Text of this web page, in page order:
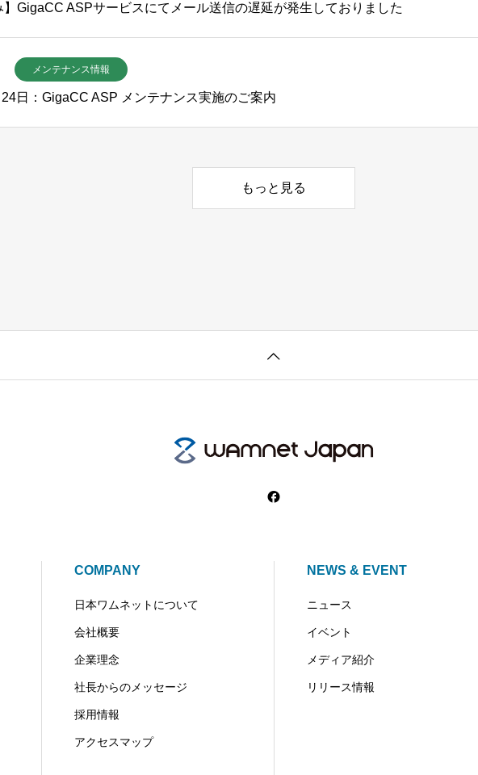
】GigaCC ASPサービスにてメール送信の遅延が発生しておりました
メンテナンス情報
日：GigaCC ASP メンテナンス実施のご案内
もっと見る
COMPANY
日本ワムネットについて
会社概要
企業理念
社長からのメッセージ
採用情報
アクセスマップ
NEWS & EVENT
ニュース
イベント
メディア紹介
リリース情報